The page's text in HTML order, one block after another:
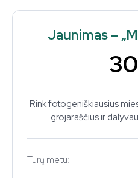
1,111
Jaunimas –
Rink fotogeniškiausius
grojaraščius ir
Turų metu: